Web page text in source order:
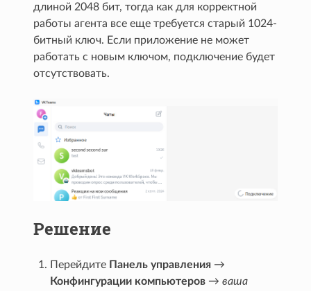
длиной 2048 бит, тогда как для корректной
работы агента все еще требуется старый 1024-
битный ключ. Если приложение не может
работать с новым ключом, подключение будет
отсутствовать.
Решение
Перейдите Панель управления →
Конфингурации компьютеров →ваша